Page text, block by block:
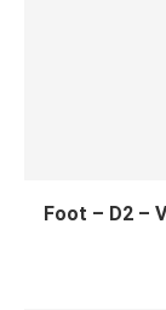
Foot – D2 –